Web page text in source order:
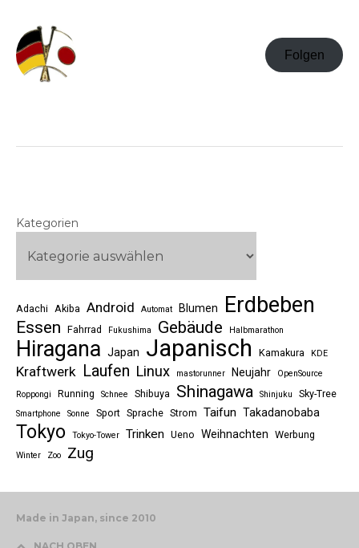
Folgen
Kategorien
Adachi Akiba Android Automat Blumen Erdbeben
Essen Fahrrad Fukushima Gebäude Halbmarathon
Hiragana Japan Japanisch Kamakura KDE
Kraftwerk Laufen Linux mastorunner Neujahr
OpenSource
Roppongi
Running Schnee Shibuya Shinagawa Shinjuku Sky-Tree
Smartphone Sonne Sport Sprache Strom Taifun Takadanobaba
Tokyo Tokyo-Tower Trinken Ueno Weihnachten Werbung
Winter Zoo Zug
Made in Japan, since 2010